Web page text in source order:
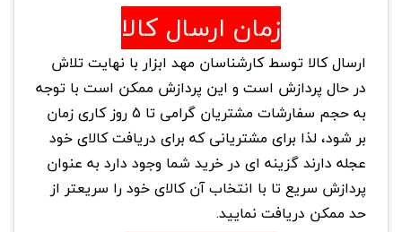
زمان ارسال کالا
ارسال کالا توسط کارشناسان مهد ابزار با نهایت تلاش
در حال پردازش است و این پردازش ممکن است با توجه
به حجم سفارشات مشتریان گرامی تا 5 روز کاری زمان
بر شود، لذا برای مشتریانی که برای دریافت کالای خود
عجله دارند گزینه ای در خرید شما وجود دارد به عنوان
پردازش سریع تا با انتخاب آن کالای خود را سریعتر از
حد ممکن دریافت نمایید.